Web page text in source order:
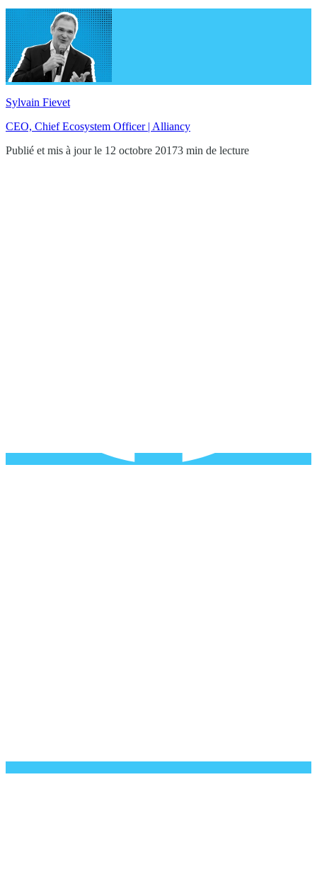
Sylvain Fievet
CEO, Chief Ecosystem Officer | Alliancy
Publié et mis à jour le 12 octobre 20173 min de lecture